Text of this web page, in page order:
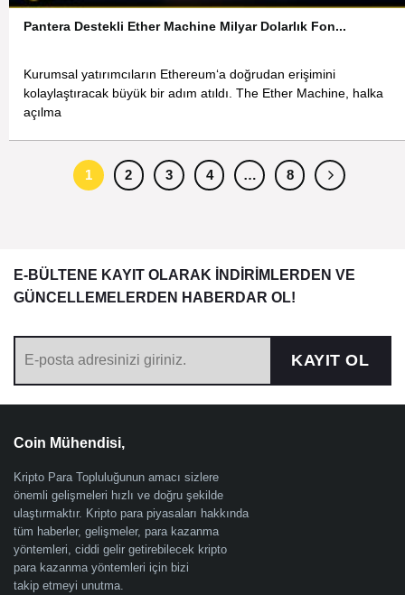
Pantera Destekli Ether Machine Milyar Dolarlık Fon...
Kurumsal yatırımcıların Ethereum‘a doğrudan erişimini
kolaylaştıracak büyük bir adım atıldı. The Ether Machine, halka
açılma
1 2 3 4 … 8
E-BÜLTENE KAYIT OLARAK İNDİRİMLERDEN VE
GÜNCELLEMELERDEN HABERDAR OL!
KAYIT OL
Coin Mühendisi,
Kripto Para Topluluğunun amacı sizlere
önemli gelişmeleri hızlı ve doğru şekilde
ulaştırmaktır. Kripto para piyasaları hakkında
tüm haberler, gelişmeler, para kazanma
yöntemleri, ciddi gelir getirebilecek kripto
para kazanma yöntemleri için bizi
takip etmeyi unutma.